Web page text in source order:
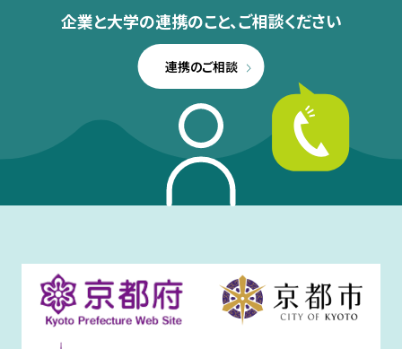
企業と大学の連携のこと、ご相談ください
連携のご相談